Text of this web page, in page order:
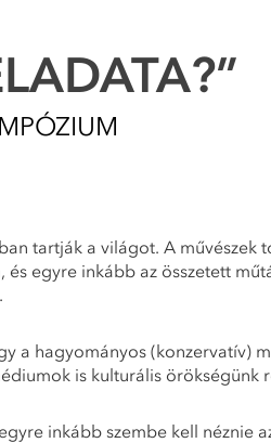
tartják a világot. A művészek
egyre inkább az összetett
a hagyományos (konzervatív)
is kulturális örökségünk
inkább szembe kell néznie